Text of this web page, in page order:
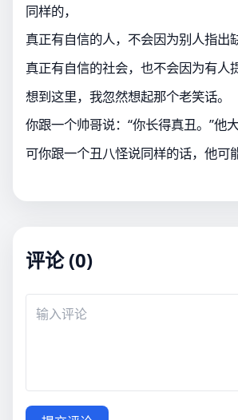
同样的，
真正有自信的人，不会因为别人指出
真正有自信的社会，也不会因为有人
想到这里，我忽然想起那个老笑话。
你跟一个帅哥说：“你长得真丑。”他
可你跟一个丑八怪说同样的话，他可
评论 (0)